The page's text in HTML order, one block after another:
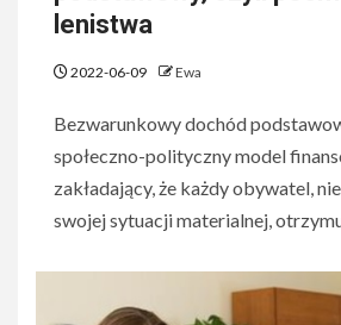
lenistwa
2022-06-09 Ewa
Bezwarunkowy dochód
społeczno-polityczny model
zakładający, że każdy obywatel,
swojej sytuacji materialnej,